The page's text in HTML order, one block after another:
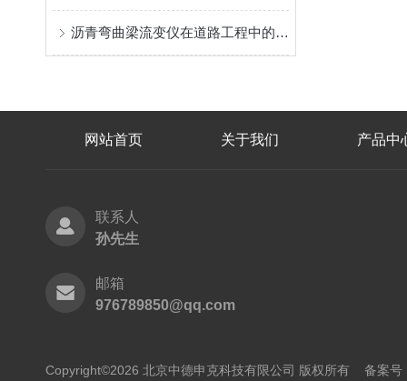
沥青弯曲梁流变仪在道路工程中的应用
网站首页 关于我们 产品中
联系人
孙先生
邮箱
976789850@qq.com
Copyright©2026 北京中德申克科技有限公司 版权所有 备案号